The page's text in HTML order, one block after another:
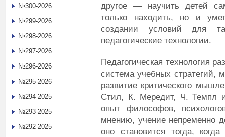
другое — научить детей
только находить, но и
создании условий для
педагогические технологии.
Педагогическая технология
система учебных стратегий,
развитие критического
Стил, К. Мередит, Ч. Темпл
опыт философов,
мнению, учение непременно
оно становится тогда,
№300-2026
№299-2026
№298-2026
№297-2026
№296-2026
№295-2026
№294-2025
№293-2025
№292-2025